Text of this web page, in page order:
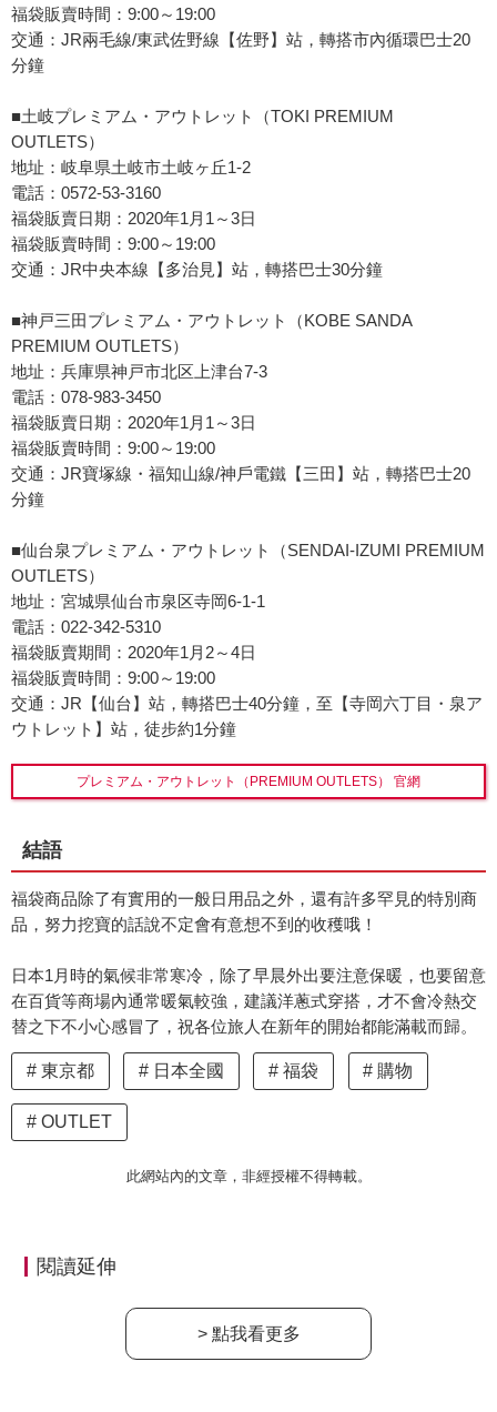
福袋販賣時間：9:00～19:00
交通：JR兩毛線/東武佐野線【佐野】站，轉搭市內循環巴士20
分鐘
■土岐プレミアム・アウトレット（TOKI PREMIUM
OUTLETS）
地址：岐阜県土岐市土岐ヶ丘1-2
電話：0572-53-3160
福袋販賣日期：2020年1月1～3日
福袋販賣時間：9:00～19:00
交通：JR中央本線【多治見】站，轉搭巴士30分鐘
■神戸三田プレミアム・アウトレット（KOBE SANDA
PREMIUM OUTLETS）
地址：兵庫県神戸市北区上津台7-3
電話：078-983-3450
福袋販賣日期：2020年1月1～3日
福袋販賣時間：9:00～19:00
交通：JR寶塚線・福知山線/神戶電鐵【三田】站，轉搭巴士20
分鐘
■仙台泉プレミアム・アウトレット（SENDAI-IZUMI PREMIUM
OUTLETS）
地址：宮城県仙台市泉区寺岡6-1-1
電話：022-342-5310
福袋販賣期間：2020年1月2～4日
福袋販賣時間：9:00～19:00
交通：JR【仙台】站，轉搭巴士40分鐘，至【寺岡六丁目・泉ア
ウトレット】站，徒步約1分鐘
プレミアム・アウトレット（PREMIUM OUTLETS） 官網
結語
福袋商品除了有實用的一般日用品之外，還有許多罕見的特別商
品，努力挖寶的話說不定會有意想不到的收穫哦！
日本1月時的氣候非常寒冷，除了早晨外出要注意保暖，也要留意
在百貨等商場內通常暖氣較強，建議洋蔥式穿搭，才不會冷熱交
替之下不小心感冒了，祝各位旅人在新年的開始都能滿載而歸。
東京都 日本全國 福袋 購物
OUTLET
此網站內的文章，非經授權不得轉載。
閱讀延伸
> 點我看更多